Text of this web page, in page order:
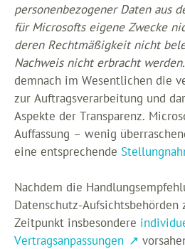
personenbezogener Daten aus
für Microsofts eigene Zwecke
deren Rechtmäßigkeit nicht
Nachweis nicht erbracht werden.
demnach im Wesentlichen die
zur Auftragsverarbeitung und
Aspekte der Transparenz.
Auffassung – wenig
eine entsprechende
Nachdem die
Datenschutz-Aufsichtsbehörden
Zeitpunkt insbesondere
Vertragsanpassungen